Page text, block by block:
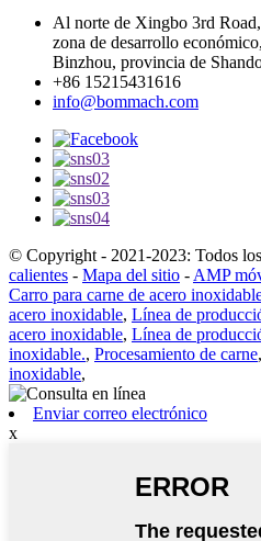
Al norte de Xingbo 3rd
zona de desarrollo
Binzhou, provincia de
+86 15215431616
info@bommach.com
© Copyright - 2021-2023: Todos los
calientes - Mapa del sitio - AMP
Carro para carne de acero
acero inoxidable, Línea de
acero inoxidable, Línea de
inoxidable., Procesamiento de carne,
inoxidable,
Enviar correo electrónico
x